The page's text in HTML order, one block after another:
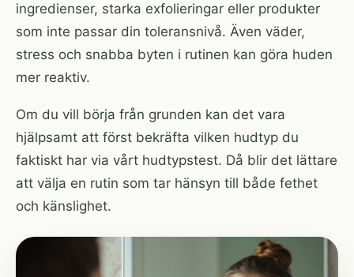
ingredienser, starka exfolieringar eller produkter
som inte passar din toleransnivå. Även väder,
stress och snabba byten i rutinen kan göra huden
mer reaktiv.
Om du vill börja från grunden kan det vara
hjälpsamt att först bekräfta vilken hudtyp du
faktiskt har via vårt hudtypstest. Då blir det lättare
att välja en rutin som tar hänsyn till både fethet
och känslighet.